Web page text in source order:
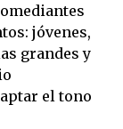
jóvenes,
grandes y
el tono